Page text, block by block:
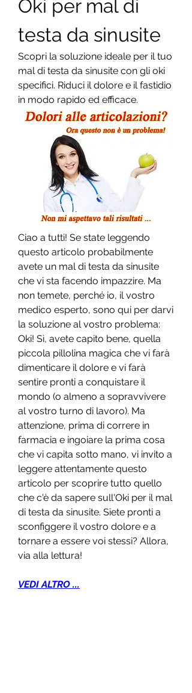
Oki per mal di
testa da sinusite
Scopri la soluzione ideale per il tuo
mal di testa da sinusite con gli oki
specifici. Riduci il dolore e il fastidio
in modo rapido ed efficace.
Ciao a tutti! Se state leggendo
questo articolo probabilmente
avete un mal di testa da sinusite
che vi sta facendo impazzire. Ma
non temete, perché io, il vostro
medico esperto, sono qui per darvi
la soluzione al vostro problema:
Oki! Sì, avete capito bene, quella
piccola pillolina magica che vi farà
dimenticare il dolore e vi farà
sentire pronti a conquistare il
mondo (o almeno a sopravvivere
al vostro turno di lavoro). Ma
attenzione, prima di correre in
farmacia e ingoiare la prima cosa
che vi capita sotto mano, vi invito a
leggere attentamente questo
articolo per scoprire tutto quello
che c'è da sapere sull'Oki per il mal
di testa da sinusite. Siete pronti a
sconfiggere il vostro dolore e a
tornare a essere voi stessi? Allora,
via alla lettura!
VEDI ALTRO ...